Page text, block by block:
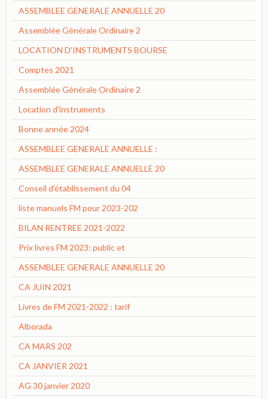
ASSEMBLEE GENERALE ANNUELLE 20
Assemblée Générale Ordinaire 2
LOCATION D'INSTRUMENTS BOURSE
Comptes 2021
Assemblée Générale Ordinaire 2
Location d'instruments
Bonne année 2024
ASSEMBLEE GENERALE ANNUELLE :
ASSEMBLEE GENERALE ANNUELLE 20
Conseil d'établissement du 04
liste manuels FM pour 2023-202
BILAN RENTREE 2021-2022
Prix livres FM 2023: public et
ASSEMBLEE GENERALE ANNUELLE 20
CA JUIN 2021
Livres de FM 2021-2022 : tarif
Alborada
CA MARS 202
CA JANVIER 2021
AG 30 janvier 2020